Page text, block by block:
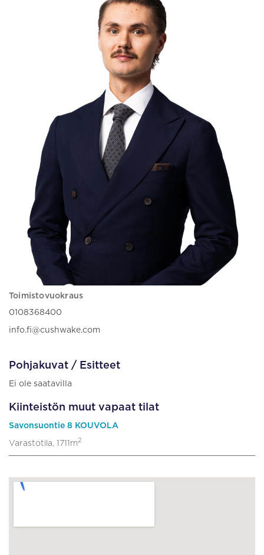
Toimistovuokraus
0108368400
info.fi@cushwake.com
Pohjakuvat / Esitteet
Ei ole saatavilla
Kiinteistön muut vapaat tilat
Savonsuontie 8 KOUVOLA
Varastotila, 1711m2